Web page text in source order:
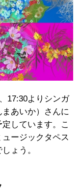
17:30よりシンガ
あいか）さんに
しています。こ
ージックタペス
ょう。